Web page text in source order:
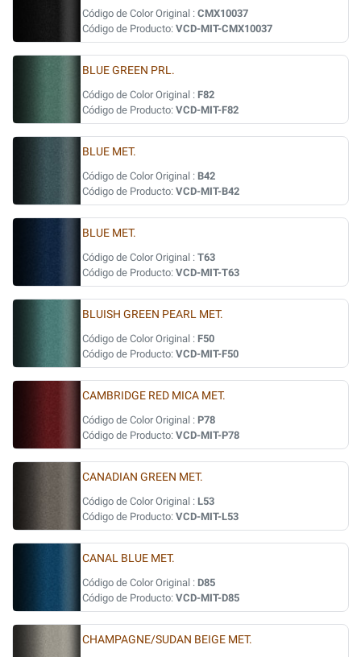
Código de Color Original : CMX10037
Código de Producto: VCD-MIT-CMX10037
BLUE GREEN PRL.
Código de Color Original : F82
Código de Producto: VCD-MIT-F82
BLUE MET.
Código de Color Original : B42
Código de Producto: VCD-MIT-B42
BLUE MET.
Código de Color Original : T63
Código de Producto: VCD-MIT-T63
BLUISH GREEN PEARL MET.
Código de Color Original : F50
Código de Producto: VCD-MIT-F50
CAMBRIDGE RED MICA MET.
Código de Color Original : P78
Código de Producto: VCD-MIT-P78
CANADIAN GREEN MET.
Código de Color Original : L53
Código de Producto: VCD-MIT-L53
CANAL BLUE MET.
Código de Color Original : D85
Código de Producto: VCD-MIT-D85
CHAMPAGNE/SUDAN BEIGE MET.